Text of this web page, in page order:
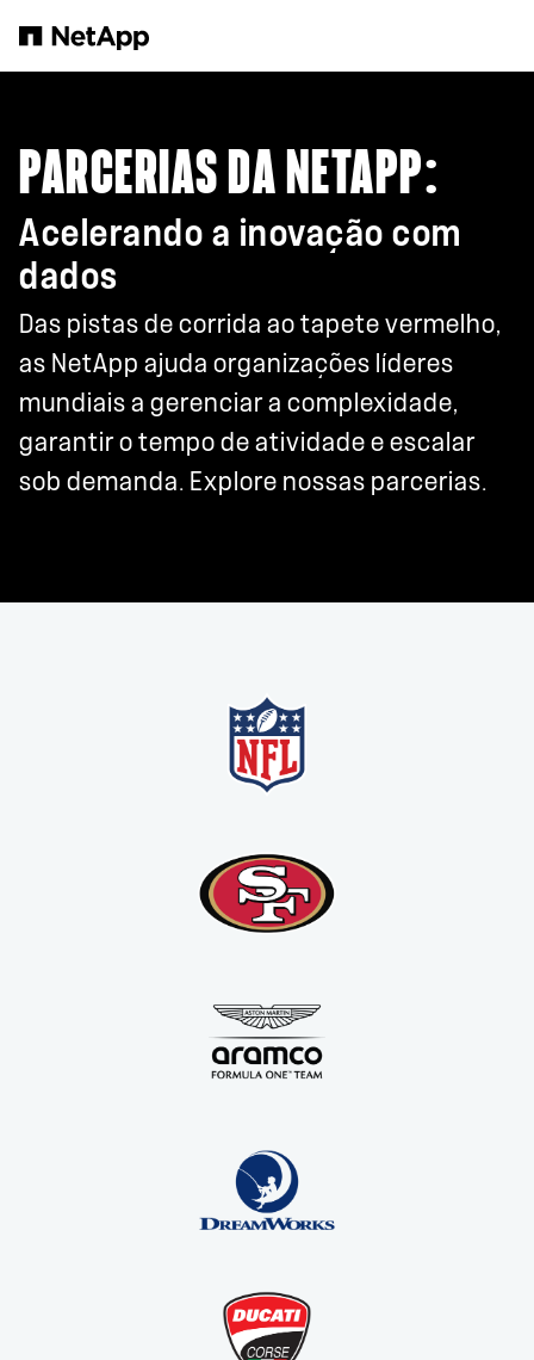
PARCERIAS DA NETAPP:
Acelerando a inovação com
dados
Das pistas de corrida ao tapete vermelho,
as NetApp ajuda organizações líderes
mundiais a gerenciar a complexidade,
garantir o tempo de atividade e escalar
sob demanda. Explore nossas parcerias.